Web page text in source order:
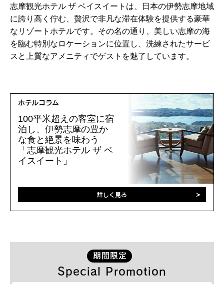
志摩観光ホテル ザ ベイスイートは、日本の伊勢志摩地域
に誇り高く佇む、贅沢で非凡な滞在体験を提供する豪華
なリゾートホテルです。その名の通り、美しい志摩の海
を臨む特別なロケーションに位置し、洗練されたサービ
スと上質なアメニティでゲストを魅了しています。
ホテルコラム
100平米超えの客室に宿
泊し、伊勢志摩の豊か
な食と絶景を味わう
「志摩観光ホテル ザ ベ
イスイート」
詳しく見る
期間限定
Special Promotion